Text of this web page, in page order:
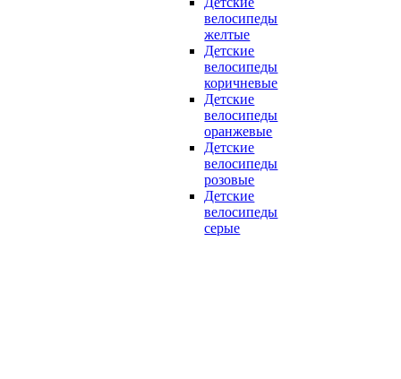
велосипеды
желтые
Детские
велосипеды
коричневые
Детские
велосипеды
оранжевые
Детские
велосипеды
розовые
Детские
велосипеды
серые